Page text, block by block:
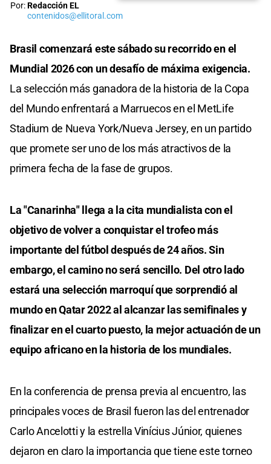
Por:Redacción EL
contenidos@ellitoral.com
Brasil comenzará este sábado su recorrido en el
Mundial 2026 con un desafío de máxima exigencia.
La selección más ganadora de la historia de la Copa
del Mundo enfrentará a Marruecos en el MetLife
Stadium de Nueva York/Nueva Jersey, en un partido
que promete ser uno de los más atractivos de la
primera fecha de la fase de grupos.
La "Canarinha" llega a la cita mundialista con el
objetivo de volver a conquistar el trofeo más
importante del fútbol después de 24 años. Sin
embargo, el camino no será sencillo. Del otro lado
estará una selección marroquí que sorprendió al
mundo en Qatar 2022 al alcanzar las semifinales y
finalizar en el cuarto puesto, la mejor actuación de un
equipo africano en la historia de los mundiales.
En la conferencia de prensa previa al encuentro, las
principales voces de Brasil fueron las del entrenador
Carlo Ancelotti y la estrella Vinícius Júnior, quienes
dejaron en claro la importancia que tiene este torneo